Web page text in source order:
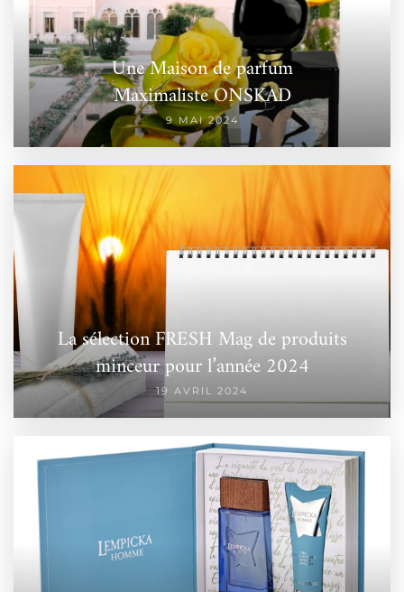
Une Maison de parfum
Maximaliste ONSKAD
9 MAI 2024
La sélection FRESH Mag de produits
minceur pour l’année 2024
19 AVRIL 2024